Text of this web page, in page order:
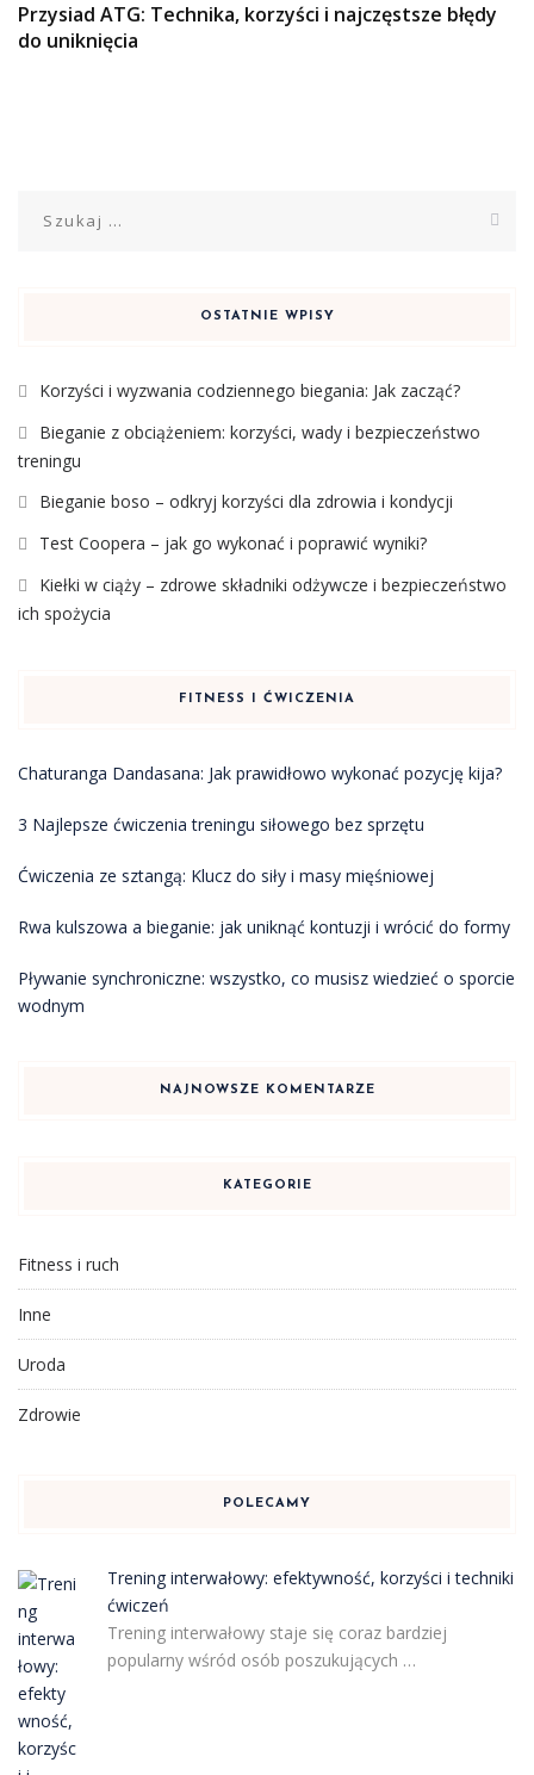
Przysiad ATG: Technika, korzyści i najczęstsze błędy
do uniknięcia
OSTATNIE WPISY
Korzyści i wyzwania codziennego biegania: Jak zacząć?
Bieganie z obciążeniem: korzyści, wady i bezpieczeństwo
treningu
Bieganie boso – odkryj korzyści dla zdrowia i kondycji
Test Coopera – jak go wykonać i poprawić wyniki?
Kiełki w ciąży – zdrowe składniki odżywcze i bezpieczeństwo
ich spożycia
FITNESS I ĆWICZENIA
Chaturanga Dandasana: Jak prawidłowo wykonać pozycję kija?
3 Najlepsze ćwiczenia treningu siłowego bez sprzętu
Ćwiczenia ze sztangą: Klucz do siły i masy mięśniowej
Rwa kulszowa a bieganie: jak uniknąć kontuzji i wrócić do formy
Pływanie synchroniczne: wszystko, co musisz wiedzieć o sporcie
wodnym
NAJNOWSZE KOMENTARZE
KATEGORIE
Fitness i ruch
Inne
Uroda
Zdrowie
POLECAMY
Trening interwałowy: efektywność, korzyści i techniki
ćwiczeń
Trening interwałowy staje się coraz bardziej
popularny wśród osób poszukujących …